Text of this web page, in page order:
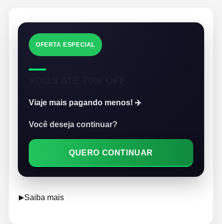
OFERTA ESPECIAL
Viaje mais pagando menos! ✈️
Você deseja continuar?
QUERO CONTINUAR
▶Saiba mais